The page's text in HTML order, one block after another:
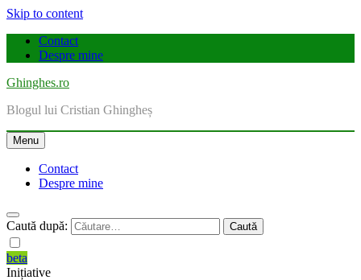
Skip to content
Contact
Despre mine
Ghinghes.ro
Blogul lui Cristian Ghingheș
Menu
Contact
Despre mine
Caută după:
beta
Inițiative